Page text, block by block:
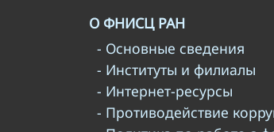
О ФНИСЦ РАН
- Основные сведения
- Институты и филиалы
- Интернет-ресурсы
- Противодействие